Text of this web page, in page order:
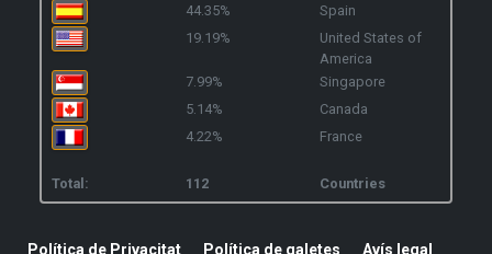
44.35%
Spain
19.19%
United States of
America
7.99%
Singapore
5.14%
Canada
4.22%
France
Total: 112 Countries
Política de Privacitat Política de galetes Avís legal